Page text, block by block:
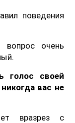
поведения
очень
голос своей
вас не
вразрез с